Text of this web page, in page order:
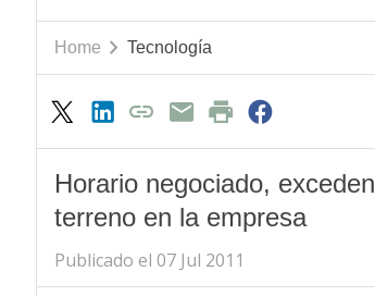
Home Tecnología
Horario negociado,
terreno en la empresa
Publicado el 07 Jul 2011